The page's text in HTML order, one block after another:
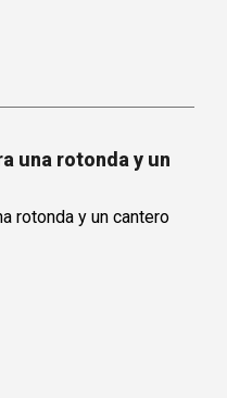
una rotonda y un